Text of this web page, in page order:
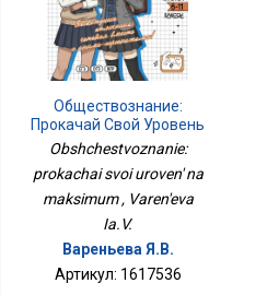
Обществознание:
Прокачай Свой Уровень
На Максимум
Obshchestvoznanie:
prokachai svoi uroven' na
maksimum , Varen'eva
Ia.V.
Вареньева Я.В.
Артикул: 1617536